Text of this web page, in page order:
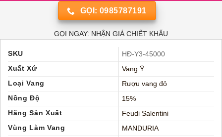
GỌI: 0985787191
GỌI NGAY: NHẬN GIÁ CHIẾT KHẤU
SKU
HĐ-Y3-45000
Xuất Xứ
Vang Ý
Loại Vang
Rượu vang đỏ
Nồng Độ
15%
Hãng Sản Xuất
Feudi Salentini
Vùng Làm Vang
MANDURIA